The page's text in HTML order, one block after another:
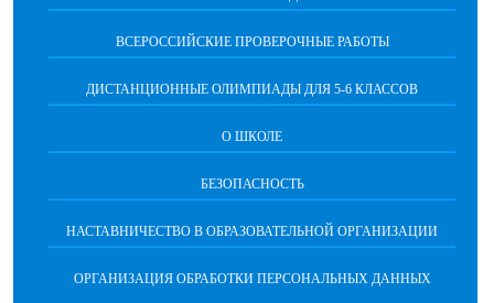
ВСЕРОССИЙСКИЕ ПРОВЕРОЧНЫЕ РАБОТЫ
ДИСТАНЦИОННЫЕ ОЛИМПИАДЫ ДЛЯ 5-6 КЛАССОВ
О ШКОЛЕ
БЕЗОПАСНОСТЬ
НАСТАВНИЧЕСТВО В ОБРАЗОВАТЕЛЬНОЙ ОРГАНИЗАЦИИ
ОРГАНИЗАЦИЯ ОБРАБОТКИ ПЕРСОНАЛЬНЫХ ДАННЫХ